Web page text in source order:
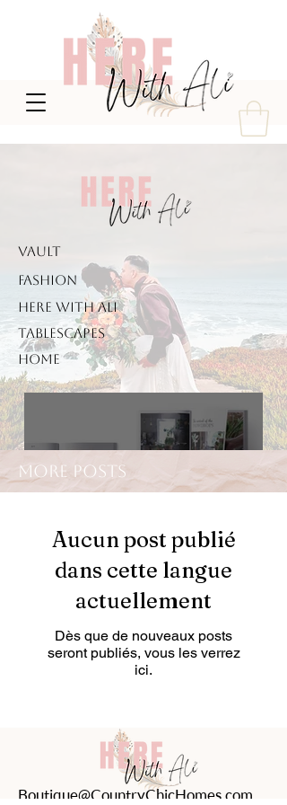
VAULT
FASHION
HERE WITH ALI
TABLESCAPES
HOME
Magazine
more posts
Aucun post publié
dans cette langue
actuellement
Dès que de nouveaux posts
seront publiés, vous les verrez
ici.
Boutique@CountryChicHomes.com